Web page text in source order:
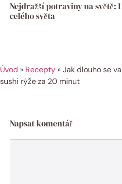
Nejdražší potraviny na světě:
celého světa
Úvod » Recepty »Jak dlouho se
sushi rýže za 20 minut
Napsat komentář